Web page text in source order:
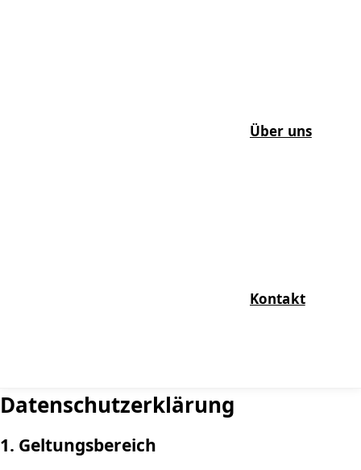
Über uns
Kontakt
Datenschutzerklärung
1. Geltungsbereich